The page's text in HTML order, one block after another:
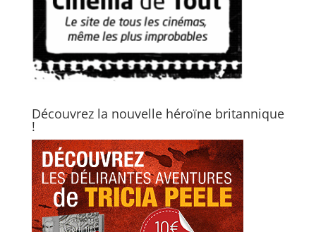
Découvrez la nouvelle héroïne britannique
!